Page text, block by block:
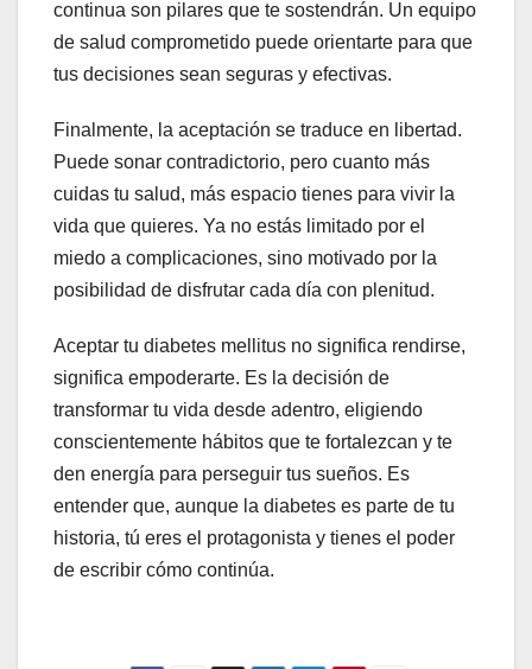
continua son pilares que te sostendrán. Un equipo
de salud comprometido puede orientarte para que
tus decisiones sean seguras y efectivas.
Finalmente, la aceptación se traduce en libertad.
Puede sonar contradictorio, pero cuanto más
cuidas tu salud, más espacio tienes para vivir la
vida que quieres. Ya no estás limitado por el
miedo a complicaciones, sino motivado por la
posibilidad de disfrutar cada día con plenitud.
Aceptar tu diabetes mellitus no significa rendirse,
significa empoderarte. Es la decisión de
transformar tu vida desde adentro, eligiendo
conscientemente hábitos que te fortalezcan y te
den energía para perseguir tus sueños. Es
entender que, aunque la diabetes es parte de tu
historia, tú eres el protagonista y tienes el poder
de escribir cómo continúa.